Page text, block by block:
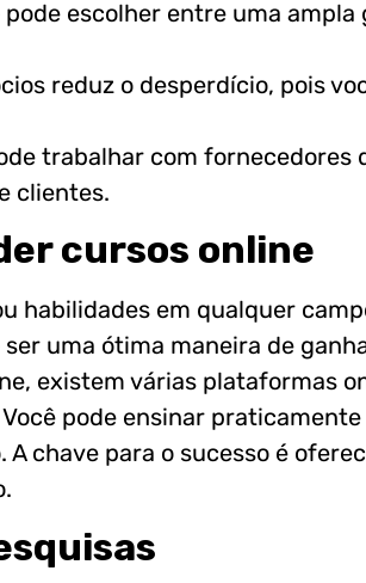
escolher entre uma
reduz o desperdício, pois
trabalhar com fornecedores
clientes.
cursos online
habilidades em qualquer
uma ótima maneira de
existem várias plataformas
Você pode ensinar
chave para o sucesso é